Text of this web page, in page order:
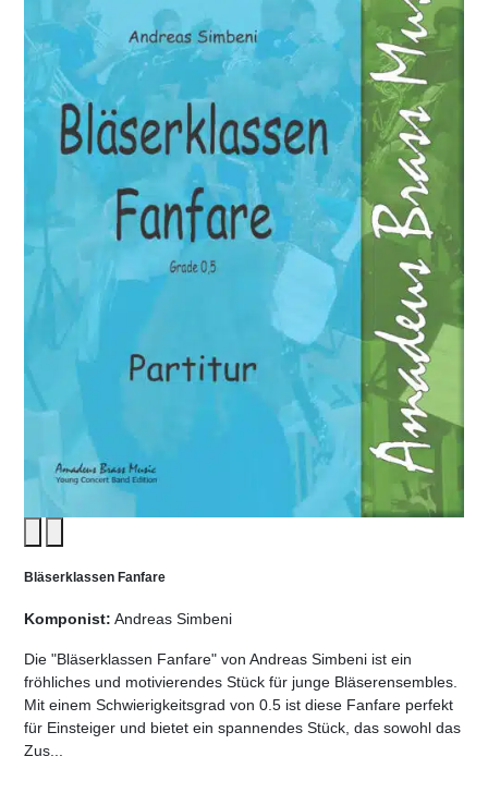
Bläserklassen Fanfare
Komponist: Andreas Simbeni
Die "Bläserklassen Fanfare" von Andreas Simbeni ist ein
fröhliches und motivierendes Stück für junge Bläserensembles.
Mit einem Schwierigkeitsgrad von 0.5 ist diese Fanfare perfekt
für Einsteiger und bietet ein spannendes Stück, das sowohl das
Zus...